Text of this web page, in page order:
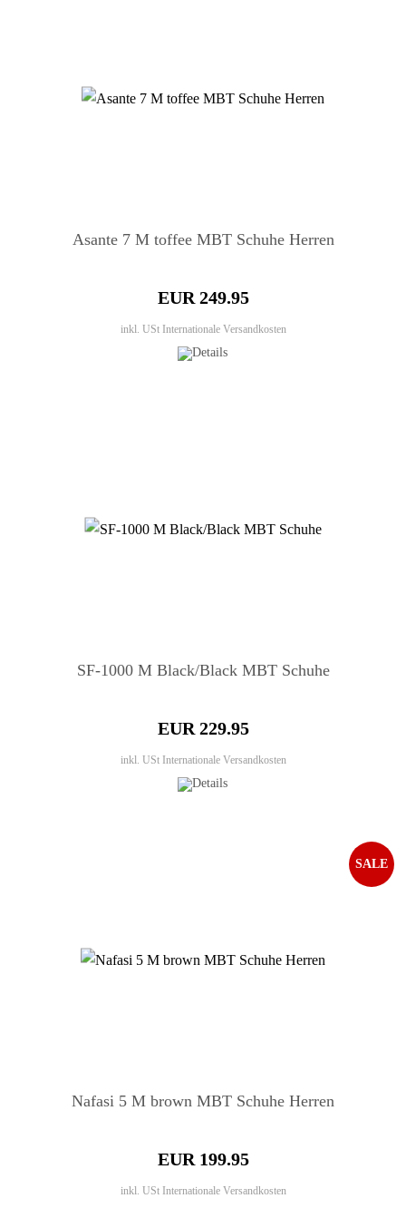
Asante 7 M toffee MBT Schuhe Herren
EUR 249.95
inkl. USt Internationale Versandkosten
SF-1000 M Black/Black MBT Schuhe
EUR 229.95
inkl. USt Internationale Versandkosten
Nafasi 5 M brown MBT Schuhe Herren
EUR 199.95
inkl. USt Internationale Versandkosten
SALE